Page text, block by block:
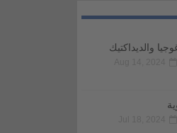
والديداكتيك